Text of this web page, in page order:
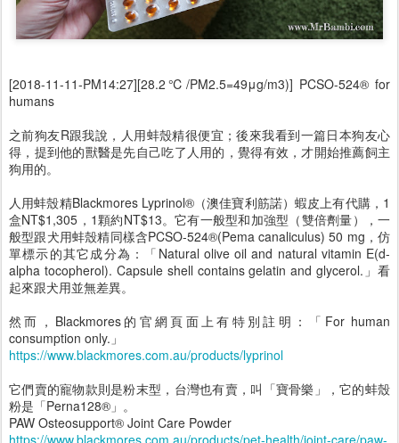
[2018-11-11-PM14:27][28.2℃/PM2.5=49μg/m3)] PCSO-524® for
humans
之前狗友R跟我說，人用蚌殼精很便宜；後來我看到一篇日本狗友心
得，提到他的獸醫是先自己吃了人用的，覺得有效，才開始推薦飼主
狗用的。
人用蚌殼精Blackmores Lyprinol®（澳佳寶利筋諾）蝦皮上有代購，1
盒NT$1,305，1顆約NT$13。它有一般型和加強型（雙倍劑量），一
般型跟犬用蚌殼精同樣含PCSO-524®(Pema canaliculus) 50 mg，仿
單標示的其它成分為：「Natural olive oil and natural vitamin E(d-
alpha tocopherol). Capsule shell contains gelatin and glycerol.」看
起來跟犬用並無差異。
然而，Blackmores的官網頁面上有特別註明：「For human
consumption only.」
https://www.blackmores.com.au/products/lyprinol
它們賣的寵物款則是粉末型，台灣也有賣，叫「寶骨樂」，它的蚌殼
粉是「Perna128®」。
PAW Osteosupport® Joint Care Powder
https://www.blackmores.com.au/products/pet-health/joint-care/paw-